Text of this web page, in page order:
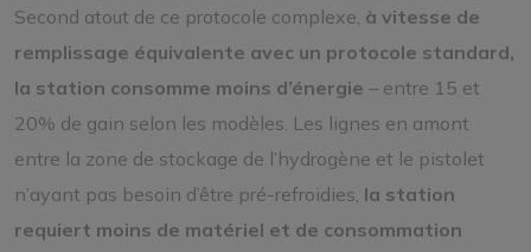
Second atout de ce protocole complexe, à vitesse de
remplissage équivalente avec un protocole standard,
la station consomme moins d’énergie – entre 15 et
20% de gain selon les modèles. Les lignes en amont
entre la zone de stockage de l’hydrogène et le pistolet
n’ayant pas besoin d’être pré-refroidies, la station
requiert moins de matériel et de consommation